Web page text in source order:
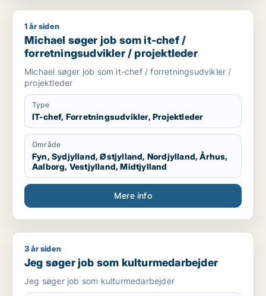
Michael søger job som it-chef / forretningsudvikler /
1 år siden
Michael søger job som it-chef /
forretningsudvikler / projektleder
Michael søger job som it-chef / forretningsudvikler /
projektleder
Type
IT-chef, Forretningsudvikler, Projektleder
Område
Fyn, Sydjylland, Østjylland, Nordjylland, Århus,
Aalborg, Vestjylland, Midtjylland
Mere info
Jeg søger job som kulturmedarbejder
3 år siden
Jeg søger job som kulturmedarbejder
Jeg søger job som kulturmedarbejder